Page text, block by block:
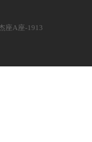
座A座-1913